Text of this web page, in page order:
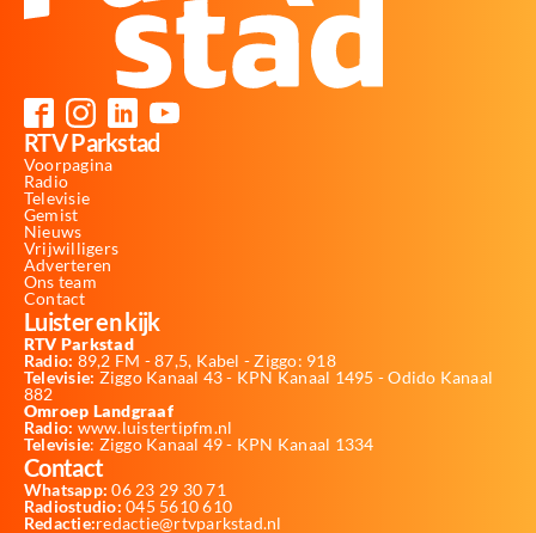
RTV Parkstad
Voorpagina
Radio
Televisie
Gemist
Nieuws
Vrijwilligers
Adverteren
Ons team
Contact
Luister en kijk
RTV Parkstad
Radio: 89,2 FM - 87,5, Kabel - Ziggo: 918
Televisie: Ziggo Kanaal 43 - KPN Kanaal 1495 - Odido Kanaal
882
Omroep Landgraaf
Radio: www.luistertipfm.nl
Televisie: Ziggo Kanaal 49 - KPN Kanaal 1334
Contact
Whatsapp: 06 23 29 30 71
Radiostudio: 045 5610 610
Redactie:redactie@rtvparkstad.nl